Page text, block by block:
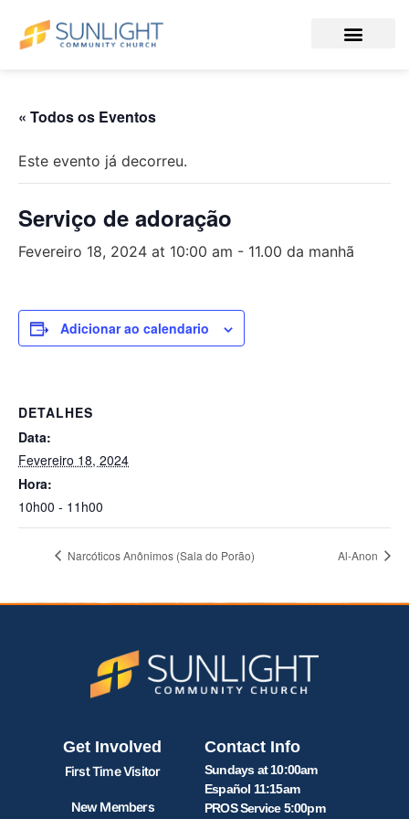
« Todos os Eventos
Este evento já decorreu.
Serviço de adoração
Fevereiro 18, 2024 at 10:00 am - 11.00 da manhã
Adicionar ao calendario
DETALHES
Data:
Fevereiro 18, 2024
Hora:
10h00 - 11h00
Narcóticos Anônimos (Sala do Porão) Al-Anon
Get Involved
First Time Visitor
New Members
Contact Info
Sundays at 10:00am
Español 11:15am
PROS Service 5:00pm